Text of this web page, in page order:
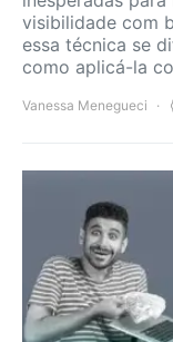
visibilidade com
essa técnica se
como aplicá-la
Vanessa Menegueci